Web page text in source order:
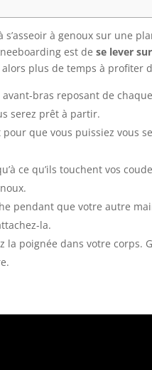
à genoux sur une
est dese lever
plus de temps à profiter
bras reposant de
serez prêt à partir.
que vous puissiez vous
ce qu’ils touchent vos
pendant que votre autre
la.
la poignée dans votre